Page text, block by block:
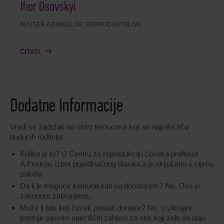
Ihor Osovskyi
AKUŠER-GINEKOLOG, REPRODUKTOLOG
ČITATI
Dodatne Informacije
Vredi se zadržati na onim trenucima koji se najviše tiču
budućih roditelja:
Koliko je to? U Centru za reprodukciju čoveka profesor
A.Feskov, izbor pojedinačnog davaoca je uključeno u cijenu
paketa.
Da li je moguće komunicirati sa donatorom? Ne. Ovo je
zakonom zabranjeno..
Može li bilo koji čovek postati donator? Ne, u Ukrajini
postoje sasvim specifični zahtevi za one koji žele da daju